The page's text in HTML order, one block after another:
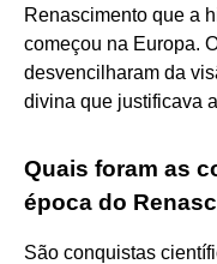
Renascimento que a
começou na Europa.
desvencilharam da
divina que justificava
Quais foram as
época do
São conquistas